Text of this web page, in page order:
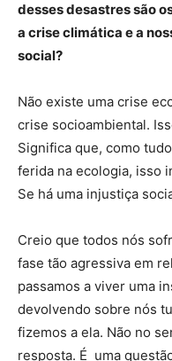
desses desastres são
a crise climática e a
social?
Não existe uma crise
crise socioambiental.
Significa que, como
ferida na ecologia, isso
Se há uma injustiça
Creio que todos nós
fase tão agressiva em
passamos a viver uma
devolvendo sobre nós
fizemos a ela. Não no
resposta. É uma